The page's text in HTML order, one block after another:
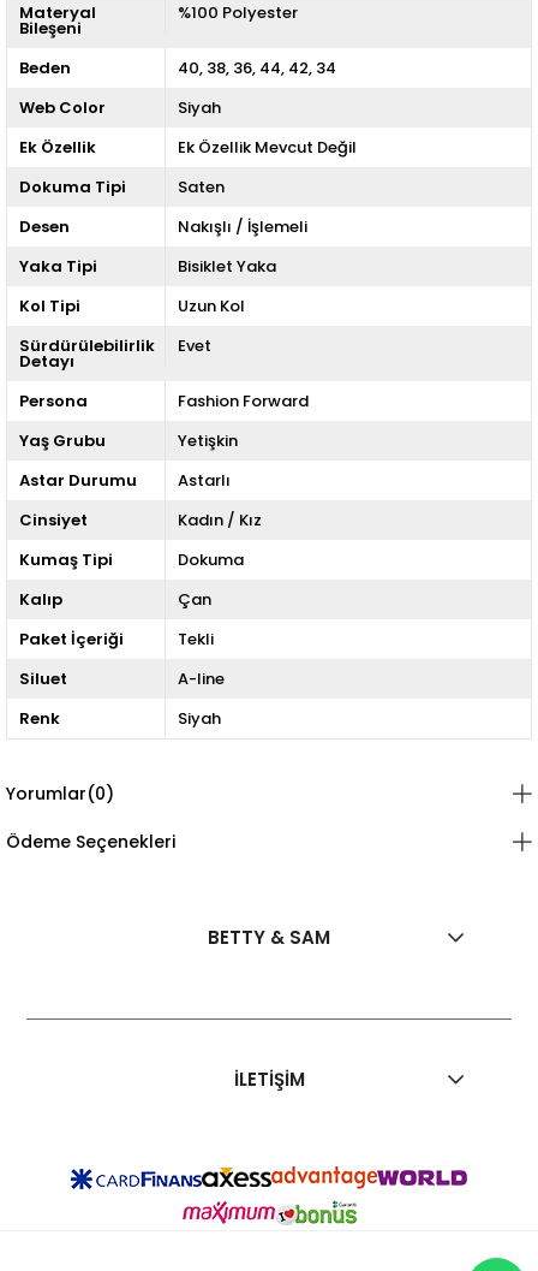
Materyal
Bileşeni
%100 Polyester
Beden 40 38 36 44 42 34
Web Color
Siyah
Ek Özellik
Ek Özellik Mevcut Değil
Dokuma Tipi
Saten
Desen
Nakışlı / İşlemeli
Yaka Tipi
Bisiklet Yaka
Kol Tipi
Uzun Kol
Sürdürülebilirlik
Detayı
Evet
Persona
Fashion Forward
Yaş Grubu
Yetişkin
Astar Durumu
Astarlı
Cinsiyet
Kadın / Kız
Kumaş Tipi
Dokuma
Kalıp
Çan
Paket İçeriği
Tekli
Siluet
A-line
Renk
Siyah
Yorumlar(0)
Ödeme Seçenekleri
BETTY & SAM
İLETİŞİM